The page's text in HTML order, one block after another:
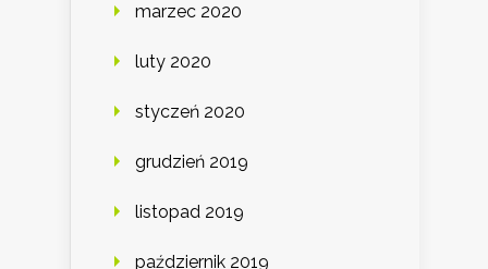
marzec 2020
luty 2020
styczeń 2020
grudzień 2019
listopad 2019
październik 2019